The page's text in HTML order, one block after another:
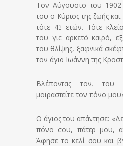
Τον Αύγουστο του 1902
του ο Κύριος της ζωής
τότε 43 ετών. Τότε
του για αρκετό καιρό,
του θλίψης, ξαφνικά
τον άγιο Ιωάννη της
Βλέποντας τον, του
μοιραστείτε τον πόνο
Ο άγιος του απάντησε:
πόνο σου, πάτερ μου,
Άφησε το κελί σου και